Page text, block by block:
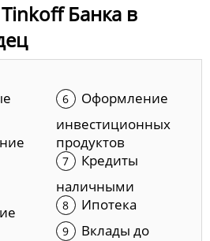
Банка в
Оформление
инвестиционных
продуктов
Кредиты
наличными
Ипотека
Вклады до